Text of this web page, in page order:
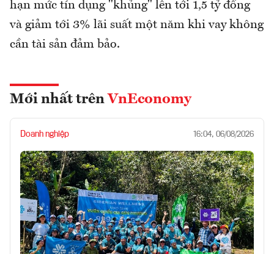
hạn mức tín dụng "khủng" lên tới 1,5 tỷ đồng
và giảm tới 3% lãi suất một năm khi vay không
cần tài sản đảm bảo.
Mới nhất trên VnEconomy
Doanh nghiệp 16:04, 06/08/2026